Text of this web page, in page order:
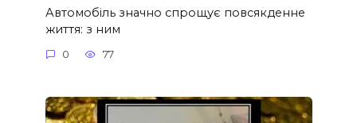
Автомобіль значно спрощує повсякденне
життя: з ним
0 77